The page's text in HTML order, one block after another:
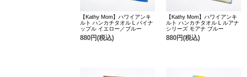
【Kathy Mom】ハワイアンキ
ルト ハンカチタオル L パイナ
ップル イエロー／ブルー
880円(税込)
【Kathy Mom】ハワイアンキ
ルト ハンカチタオル L ルアナ
シリーズ モアナ ブルー
880円(税込)